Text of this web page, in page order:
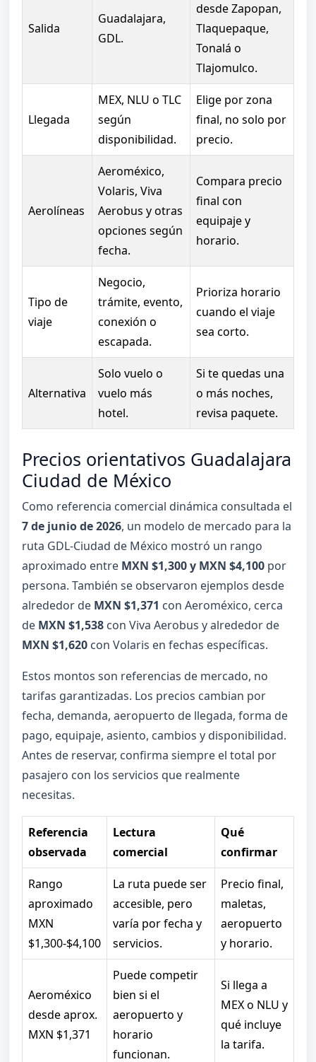
Salida
Guadalajara,
GDL.
desde Zapopan,
Tlaquepaque,
Tonalá o
Tlajomulco.
Llegada
MEX, NLU o TLC
según
disponibilidad.
Elige por zona
final, no solo por
precio.
Aerolíneas
Aeroméxico,
Volaris, Viva
Aerobus y otras
opciones según
fecha.
Compara precio
final con
equipaje y
horario.
Tipo de
viaje
Negocio,
trámite, evento,
conexión o
escapada.
Prioriza horario
cuando el viaje
sea corto.
Alternativa
Solo vuelo o
vuelo más
hotel.
Si te quedas una
o más noches,
revisa paquete.
Precios orientativos Guadalajara
Ciudad de México
Como referencia comercial dinámica consultada el
7 de junio de 2026, un modelo de mercado para la
ruta GDL-Ciudad de México mostró un rango
aproximado entre MXN $1,300 y MXN $4,100por
persona. También se observaron ejemplos desde
alrededor de MXN $1,371 con Aeroméxico, cerca
de MXN $1,538con Viva Aerobus y alrededor de
MXN $1,620con Volaris en fechas específicas.
Estos montos son referencias de mercado, no
tarifas garantizadas. Los precios cambian por
fecha, demanda, aeropuerto de llegada, forma de
pago, equipaje, asiento, cambios y disponibilidad.
Antes de reservar, confirma siempre el total por
pasajero con los servicios que realmente
necesitas.
Referencia
observada
Lectura
comercial
Qué
confirmar
Rango
aproximado
MXN
$1,300-$4,100
La ruta puede ser
accesible, pero
varía por fecha y
servicios.
Precio final,
maletas,
aeropuerto
y horario.
Aeroméxico
desde aprox.
MXN $1,371
Puede competir
bien si el
aeropuerto y
horario
funcionan.
Si llega a
MEX o NLU y
qué incluye
la tarifa.